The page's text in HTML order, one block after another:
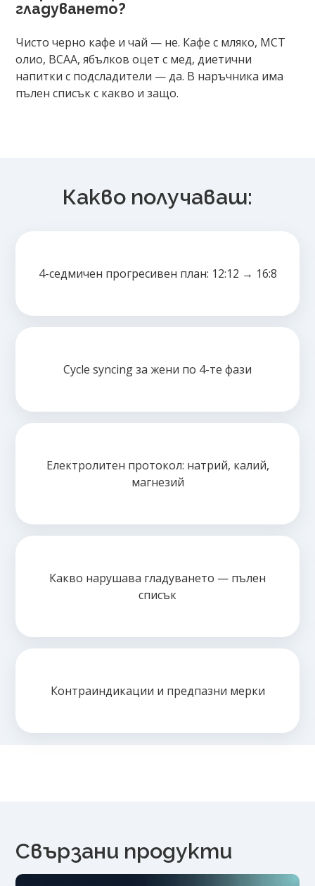
гладуването?
Чисто черно кафе и чай — не. Кафе с мляко, MCT
олио, BCAA, ябълков оцет с мед, диетични
напитки с подсладители — да. В наръчника има
пълен списък с какво и защо.
Какво получаваш:
4-седмичен прогресивен план: 12:12 → 16:8
Cycle syncing за жени по 4-те фази
Електролитен протокол: натрий, калий,
магнезий
Какво нарушава гладуването — пълен
списък
Контраиндикации и предпазни мерки
Свързани продукти